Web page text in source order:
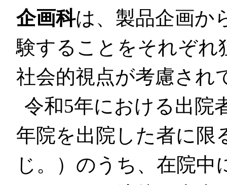
企画科は、製品企画か
験することをそれぞれ
社会的視点が考慮され
令和5年における出院
年院を出院した者に限
じ。）のうち、在院中